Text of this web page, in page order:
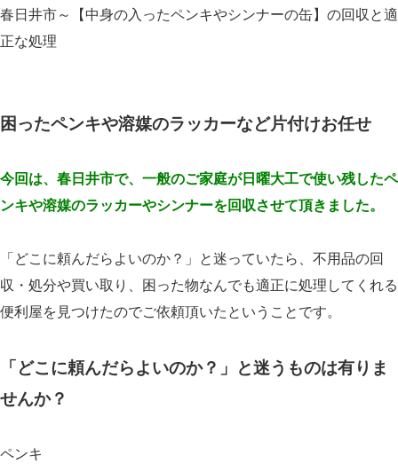
春日井市～【中身の入ったペンキやシンナーの缶】の回収と適
正な処理
困ったペンキや溶媒のラッカーなど片付けお任せ
今回は、春日井市で、一般のご家庭が日曜大工で使い残したペ
ンキや溶媒のラッカーやシンナーを回収させて頂きました。
「どこに頼んだらよいのか？」と迷っていたら、不用品の回
収・処分や買い取り、困った物なんでも適正に処理してくれる
便利屋を見つけたのでご依頼頂いたということです。
「どこに頼んだらよいのか？」と迷うものは有りま
せんか？
ペンキ